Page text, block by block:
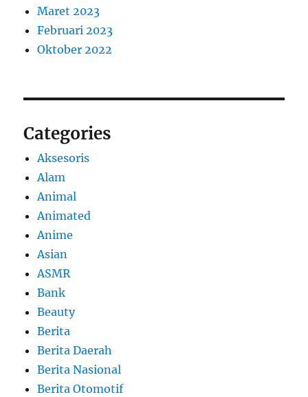
Maret 2023
Februari 2023
Oktober 2022
Categories
Aksesoris
Alam
Animal
Animated
Anime
Asian
ASMR
Bank
Beauty
Berita
Berita Daerah
Berita Nasional
Berita Otomotif